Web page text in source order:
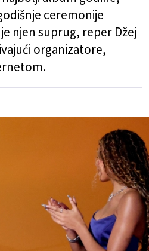
ceremonije
njen suprug, reper Džej
organizatore,